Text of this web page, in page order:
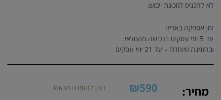
לא להכניס למכונת ייבוש.
זמן אספקה בארץ:
עד 5 ימי עסקים ברכישה מהמלאי.
ובהזמנה מיוחדת – עד 21 ימי עסקים
מחיר: ₪590 ניתן להזמנה מראש
כמות